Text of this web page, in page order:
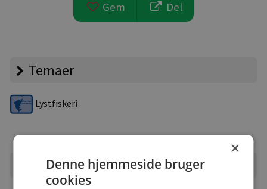
Gem Del
Temaer
Lystfiskeri
Campingpladsen
×
Denne hjemmeside bruger
cookies